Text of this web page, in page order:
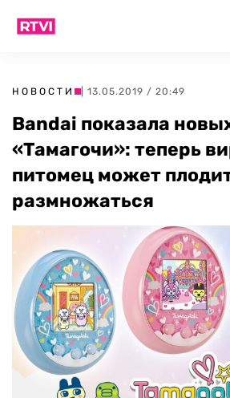
НОВОСТИ | 13.05.2019 / 20:49
Bandai показала
«Тамагочи»: теперь
питомец может
размножаться